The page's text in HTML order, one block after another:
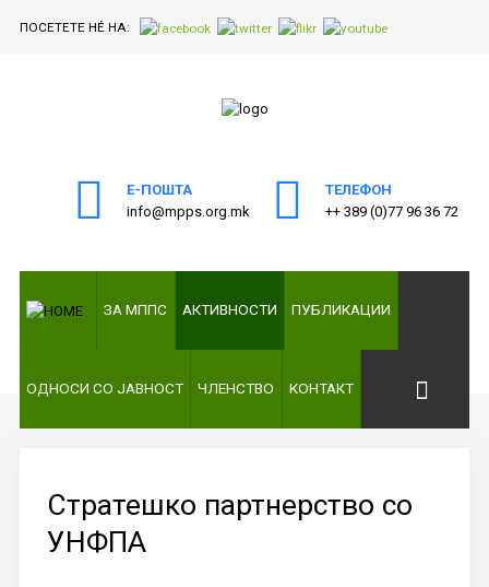
АКТИВНОСТИ
ПУБЛИКАЦИИ
ОДНОСИ
ЧЛЕНСТВО
ПОСЕТЕТЕ НÉ НА:
Е-ПОШТА
info@mpps.org.mk
ТЕЛЕФОН
++ 389 (0)77 96 36 72
ЗА МППС АКТИВНОСТИ ПУБЛИКАЦИИ
ОДНОСИ СО ЈАВНОСТ ЧЛЕНСТВО КОНТАКТ
Стратешко партнерство со
УНФПА